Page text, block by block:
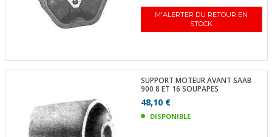
M'ALERTER DU RETOUR EN
STOCK
SUPPORT MOTEUR AVANT SAAB
900 8 ET 16 SOUPAPES
48,10 €
DISPONIBLE